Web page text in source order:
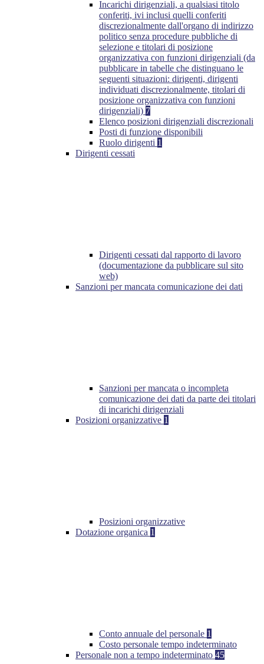
Incarichi dirigenziali, a qualsiasi titolo
conferiti, ivi inclusi quelli conferiti
discrezionalmente dall'organo di indirizzo
politico senza procedure pubbliche di
selezione e titolari di posizione
organizzativa con funzioni dirigenziali (da
pubblicare in tabelle che distinguano le
seguenti situazioni: dirigenti, dirigenti
individuati discrezionalmente, titolari di
posizione organizzativa con funzioni
dirigenziali) 7
Elenco posizioni dirigenziali discrezionali
Posti di funzione disponibili
Ruolo dirigenti 1
Dirigenti cessati
Dirigenti cessati dal rapporto di lavoro
(documentazione da pubblicare sul sito
web)
Sanzioni per mancata comunicazione dei dati
Sanzioni per mancata o incompleta
comunicazione dei dati da parte dei titolari
di incarichi dirigenziali
Posizioni organizzative 1
Posizioni organizzative
Dotazione organica 1
Conto annuale del personale 1
Costo personale tempo indeterminato
Personale non a tempo indeterminato 45